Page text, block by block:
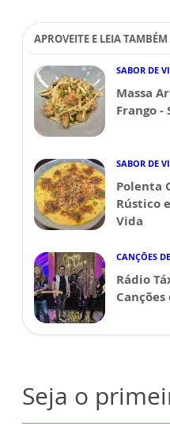
APROVEITE E LEIA TAMBÉM
SABOR DE
Massa
Frango -
SABOR DE
Polenta
Rústico
Vida
CANÇÕES
Rádio
Seja o